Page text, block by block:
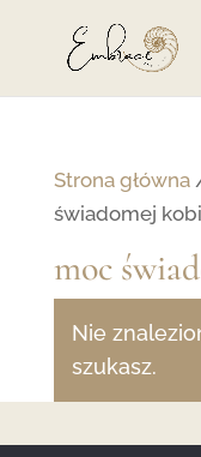
Strona główna/
świadomej
moc
Nie
szukasz.